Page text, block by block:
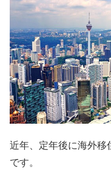
近年、定年後に海外移
です。